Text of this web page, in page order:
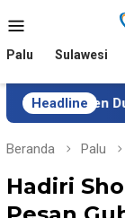
ke
Mobile
Palu Sulawesi
Headline
Dukung
Beranda Palu
Hadiri